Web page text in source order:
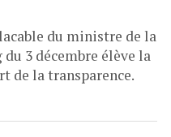
du ministre de la
3 décembre élève la
de la transparence.